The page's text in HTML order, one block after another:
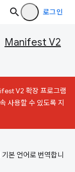
로그인
Manifest V2
V2 확장 프로그램
사용할 수 있도록 지
본 언어로 번역합니